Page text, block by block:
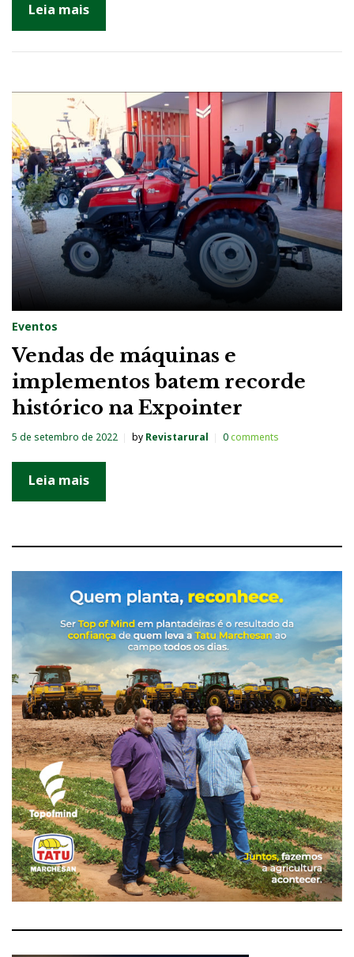
Leia mais
Eventos
Vendas de máquinas e
implementos batem recorde
histórico na Expointer
5 de setembro de 2022 by Revistarural 0comments
Leia mais